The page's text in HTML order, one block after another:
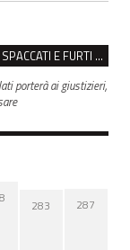
REGGIO, PIAZZALE EUROPA È UN INCUBO: VETRI SPACCATI E FURTI SULLE AUTO IN SOSTA
porterà ai giustizieri,
283 287